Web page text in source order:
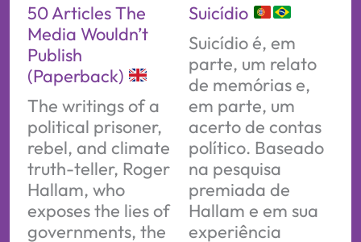
50 Articles The
Media Wouldn’t
Publish
(Paperback)
The writings of a
political prisoner,
rebel, and climate
truth-teller, Roger
Hallam, who
exposes the lies of
governments, the
Suicídio
Suicídio é, em
parte, um relato
de memórias e,
em parte, um
acerto de contas
político. Baseado
na pesquisa
premiada de
Hallam e em sua
experiência